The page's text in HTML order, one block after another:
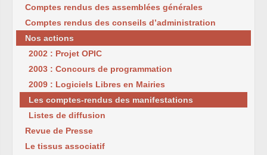
Comptes rendus des assemblées générales
Comptes rendus des conseils d’administration
Nos actions
2002 : Projet OPIC
2003 : Concours de programmation
2009 : Logiciels Libres en Mairies
Les comptes-rendus des manifestations
Listes de diffusion
Revue de Presse
Le tissus associatif